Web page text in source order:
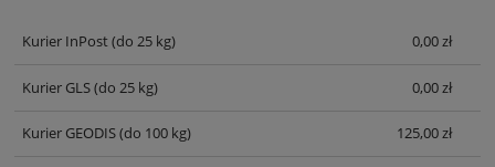
Kurier InPost(do 25 kg) 0,00 zł
Kurier GLS(do 25 kg) 0,00 zł
Kurier GEODIS(do 100 kg) 125,00 zł